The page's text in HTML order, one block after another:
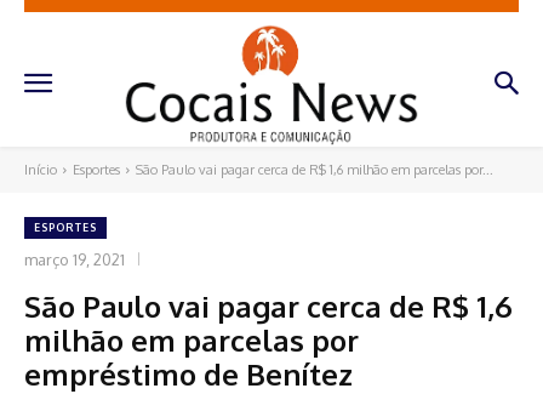
Início Esportes São Paulo vai pagar cerca de R$ 1,6 milhão em parcelas por...
ESPORTES
março 19, 2021
São Paulo vai pagar cerca de R$ 1,6
milhão em parcelas por
empréstimo de Benítez